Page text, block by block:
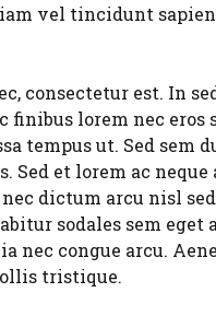
vel tincidunt
consectetur est. In
lorem nec eros
tempus ut. Sed sem
et lorem ac neque
dictum arcu nisl sed
sodales sem eget
nec congue arcu.
tristique.